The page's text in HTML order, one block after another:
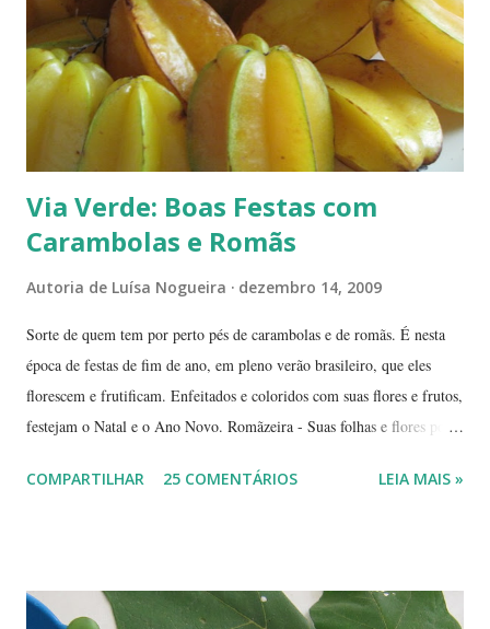
de-li-ci-o-sa! Comecei a degustá-las e só parei porque me contaram
uma 'historinha': a de um brasileiro que, a...
Via Verde: Boas Festas com
Carambolas e Romãs
Autoria de Luísa Nogueira dezembro 14, 2009
Sorte de quem tem por perto pés de carambolas e de romãs. É nesta
época de festas de fim de ano, em pleno verão brasileiro, que eles
florescem e frutificam. Enfeitados e coloridos com suas flores e frutos,
festejam o Natal e o Ano Novo. Romãzeira - Suas folhas e flores por
por tons mesclados de rosa, amarelo e laranja. No meio das flores
jóias preciosas, estão presentes na ceia de réveillon. Sim, eles nos
COMPARTILHAR 25 COMENTÁRIOS LEIA MAIS »